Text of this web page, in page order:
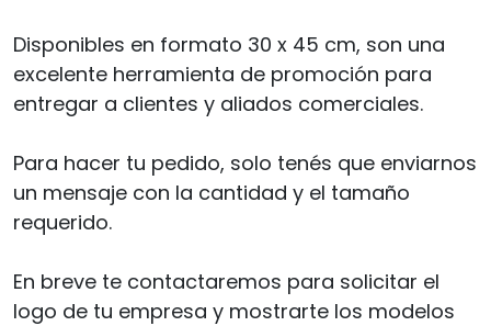
Disponibles en formato 30 x 45 cm, son una
excelente herramienta de promoción para
entregar a clientes y aliados comerciales.
Para hacer tu pedido, solo tenés que enviarnos
un mensaje con la cantidad y el tamaño
requerido.
En breve te contactaremos para solicitar el
logo de tu empresa y mostrarte los modelos